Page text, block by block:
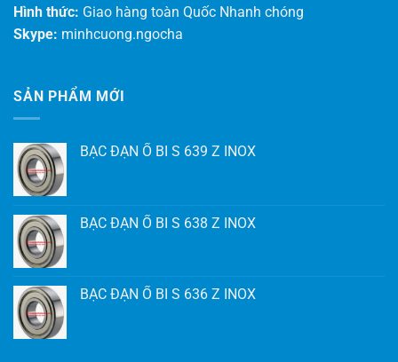
Hình thức: Giao hàng toàn Quốc Nhanh chóng
Skype: minhcuong.ngocha
SẢN PHẨM MỚI
BẠC ĐẠN Ổ BI S 639 Z INOX
BẠC ĐẠN Ổ BI S 638 Z INOX
BẠC ĐẠN Ổ BI S 636 Z INOX